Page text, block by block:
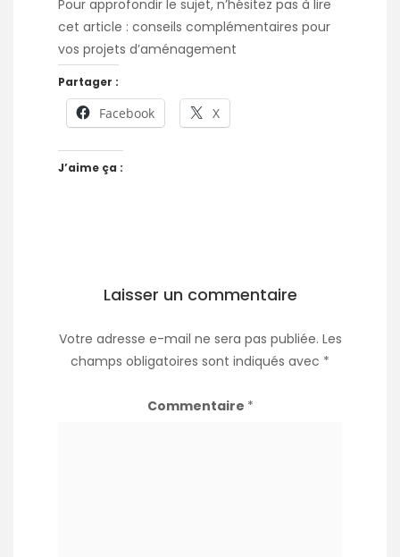
Pour approfondir le sujet, n’hésitez pas à lire
cet article : conseils complémentaires pour
vos projets d’aménagement
Partager :
Facebook X
J’aime ça :
Laisser un commentaire
Votre adresse e-mail ne sera pas publiée. Les
champs obligatoires sont indiqués avec *
Commentaire *